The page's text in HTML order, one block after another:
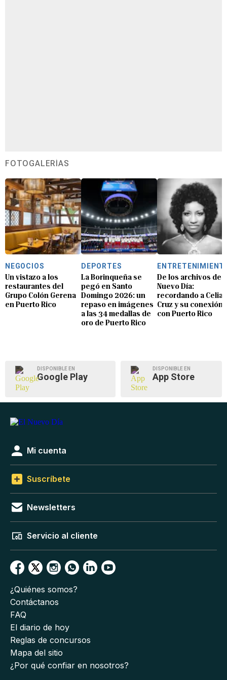
FOTOGALERÍAS
NEGOCIOS
Un vistazo a los
restaurantes del
Grupo Colón Gerena
en Puerto Rico
DEPORTES
La Borinqueña se
pegó en Santo
Domingo 2026: un
repaso en imágenes
a las 34 medallas de
oro de Puerto Rico
De los archivos de
Nuevo Día:
recordando a Celia
Cruz y su conexión
con Puerto Rico
DISPONIBLE EN
Google Play
DISPONIBLE EN
App Store
Mi cuenta
Suscríbete
Newsletters
Servicio al cliente
¿Quiénes somos?
Contáctanos
FAQ
El diario de hoy
Reglas de concursos
Mapa del sitio
¿Por qué confiar en nosotros?